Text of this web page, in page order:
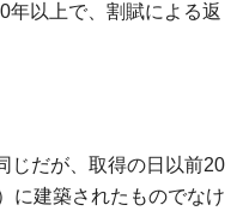
年以上で、割賦による返
じだが、取得の日以前20
に建築されたものでなけ